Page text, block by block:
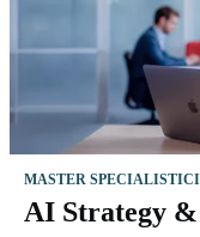
MASTER SPECIALISTICI
AI Strategy